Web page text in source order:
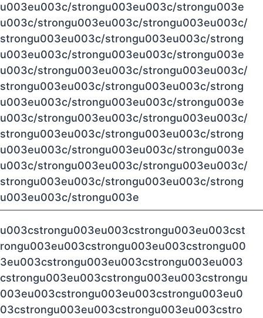
u003eu003c/strongu003eu003c/strongu003e
u003c/strongu003eu003c/strongu003eu003c/
strongu003eu003c/strongu003eu003c/strong
u003eu003c/strongu003eu003c/strongu003e
u003c/strongu003eu003c/strongu003eu003c/
strongu003eu003c/strongu003eu003c/strong
u003eu003c/strongu003eu003c/strongu003e
u003c/strongu003eu003c/strongu003eu003c/
strongu003eu003c/strongu003eu003c/strong
u003eu003c/strongu003eu003c/strongu003e
u003c/strongu003eu003c/strongu003eu003c/
strongu003eu003c/strongu003eu003c/strong
u003eu003c/strongu003e
u003cstrongu003eu003cstrongu003eu003cst
rongu003eu003cstrongu003eu003cstrongu00
3eu003cstrongu003eu003cstrongu003eu003
cstrongu003eu003cstrongu003eu003cstrongu
003eu003cstrongu003eu003cstrongu003eu0
03cstrongu003eu003cstrongu003eu003cstro